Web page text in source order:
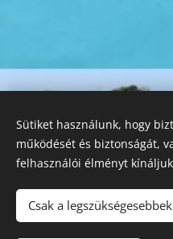
Sütiket használunk, hogy
működését és biztonságát,
felhasználói élményt
Csak a